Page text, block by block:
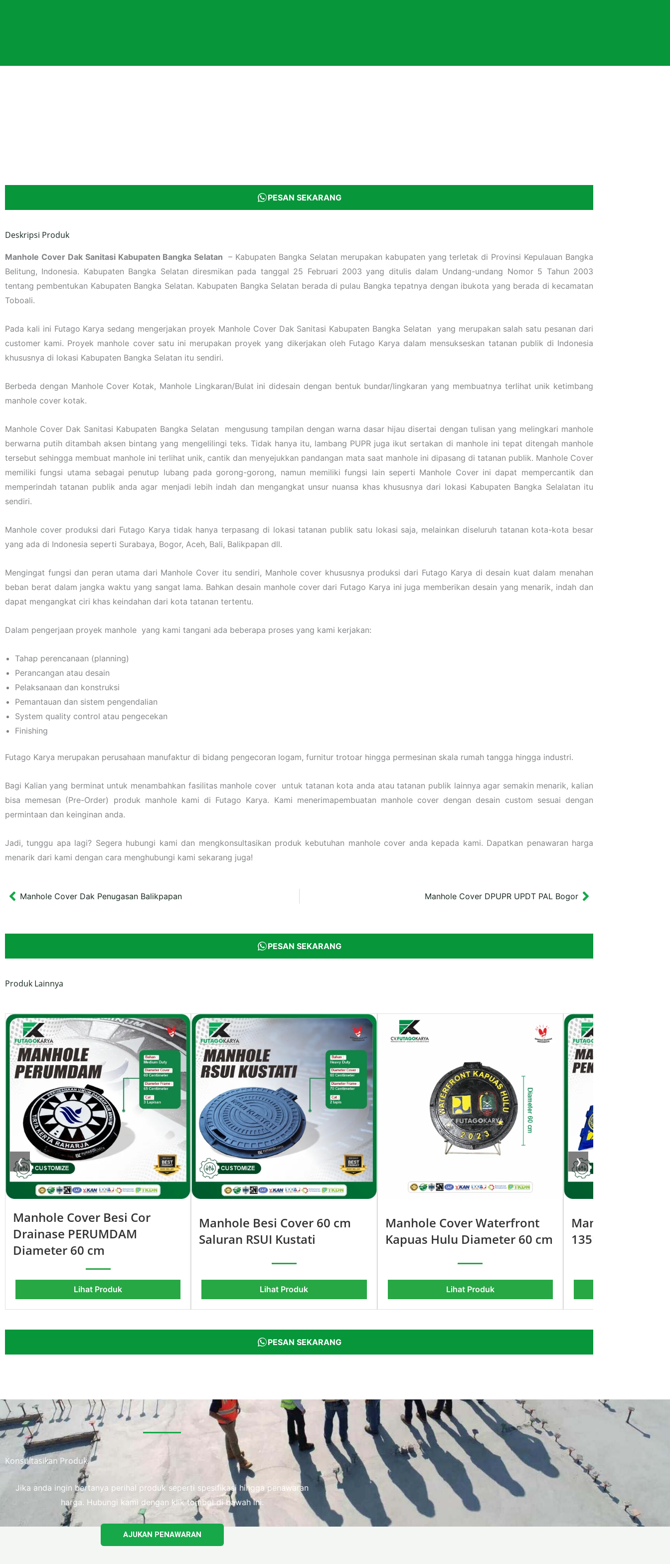
PESAN SEKARANG
Deskripsi Produk
Manhole Cover Dak Sanitasi Kabupaten Bangka Selatan – Kabupaten Bangka Selatan merupakan kabupaten yang terletak di Provinsi Kepulauan Bangka
Belitung, Indonesia. Kabupaten Bangka Selatan diresmikan pada tanggal 25 Februari 2003 yang ditulis dalam Undang-undang Nomor 5 Tahun 2003
tentang pembentukan Kabupaten Bangka Selatan. Kabupaten Bangka Selatan berada di pulau Bangka tepatnya dengan ibukota yang berada di kecamatan
Toboali.
Pada kali ini Futago Karya sedang mengerjakan proyek Manhole Cover Dak Sanitasi Kabupaten Bangka Selatan yang merupakan salah satu pesanan dari
customer kami. Proyek manhole cover satu ini merupakan proyek yang dikerjakan oleh Futago Karya dalam mensukseskan tatanan publik di Indonesia
khususnya di lokasi Kabupaten Bangka Selatan itu sendiri.
Berbeda dengan Manhole Cover Kotak, Manhole Lingkaran/Bulat ini didesain dengan bentuk bundar/lingkaran yang membuatnya terlihat unik ketimbang
manhole cover kotak.
Manhole Cover Dak Sanitasi Kabupaten Bangka Selatan mengusung tampilan dengan warna dasar hijau disertai dengan tulisan yang melingkari manhole
berwarna putih ditambah aksen bintang yang mengelilingi teks. Tidak hanya itu, lambang PUPR juga ikut sertakan di manhole ini tepat ditengah manhole
tersebut sehingga membuat manhole ini terlihat unik, cantik dan menyejukkan pandangan mata saat manhole ini dipasang di tatanan publik. Manhole Cover
memiliki fungsi utama sebagai penutup lubang pada gorong-gorong, namun memiliki fungsi lain seperti Manhole Cover ini dapat mempercantik dan
memperindah tatanan publik anda agar menjadi lebih indah dan mengangkat unsur nuansa khas khususnya dari lokasi Kabupaten Bangka Selalatan itu
sendiri.
Manhole cover produksi dari Futago Karya tidak hanya terpasang di lokasi tatanan publik satu lokasi saja, melainkan diseluruh tatanan kota-kota besar
yang ada di Indonesia seperti Surabaya, Bogor, Aceh, Bali, Balikpapan dll.
Mengingat fungsi dan peran utama dari Manhole Cover itu sendiri, Manhole cover khususnya produksi dari Futago Karya di desain kuat dalam menahan
beban berat dalam jangka waktu yang sangat lama. Bahkan desain manhole cover dari Futago Karya ini juga memberikan desain yang menarik, indah dan
dapat mengangkat ciri khas keindahan dari kota tatanan tertentu.
Dalam pengerjaan proyek manhole yang kami tangani ada beberapa proses yang kami kerjakan:
Tahap perencanaan (planning)
Perancangan atau desain
Pelaksanaan dan konstruksi
Pemantauan dan sistem pengendalian
System quality control atau pengecekan
Finishing
Futago Karya merupakan perusahaan manufaktur di bidang pengecoran logam, furnitur trotoar hingga permesinan skala rumah tangga hingga industri.
Bagi Kalian yang berminat untuk menambahkan fasilitas manhole cover untuk tatanan kota anda atau tatanan publik lainnya agar semakin menarik, kalian
bisa memesan (Pre-Order) produk manhole kami di Futago Karya. Kami menerimapembuatan manhole cover dengan desain custom sesuai dengan
permintaan dan keinginan anda.
Jadi, tunggu apa lagi? Segera hubungi kami dan mengkonsultasikan produk kebutuhan manhole cover anda kepada kami. Dapatkan penawaran harga
menarik dari kami dengan cara menghubungi kami sekarang juga!
Prev
Manhole Cover Dak Penugasan Balikpapan Manhole Cover DPUPR UPDT PAL BogorNext
PESAN SEKARANG
Produk Lainnya
❮ ❯
Manhole Cover Besi Cor
Drainase PERUMDAM
Diameter 60 cm
Lihat Produk
Manhole Besi Cover 60 cm
Saluran RSUI Kustati
Lihat Produk
Manhole Cover Waterfront
Kapuas Hulu Diameter 60 cm
Lihat Produk
Manhole
135×95 cm Kota
PESAN SEKARANG
Konsultasikan Produk
Jika anda ingin bertanya perihal produk seperti spesifikasi hingga penawaran
harga. Hubungi kami dengan klik tombol di bawah ini.
AJUKAN PENAWARAN